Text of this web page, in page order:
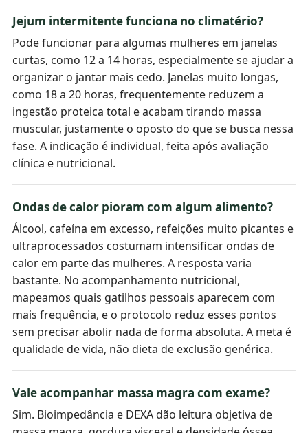
Jejum intermitente funciona no climatério?
Pode funcionar para algumas mulheres em janelas
curtas, como 12 a 14 horas, especialmente se ajudar a
organizar o jantar mais cedo. Janelas muito longas,
como 18 a 20 horas, frequentemente reduzem a
ingestão proteica total e acabam tirando massa
muscular, justamente o oposto do que se busca nessa
fase. A indicação é individual, feita após avaliação
clínica e nutricional.
Ondas de calor pioram com algum alimento?
Álcool, cafeína em excesso, refeições muito picantes e
ultraprocessados costumam intensificar ondas de
calor em parte das mulheres. A resposta varia
bastante. No acompanhamento nutricional,
mapeamos quais gatilhos pessoais aparecem com
mais frequência, e o protocolo reduz esses pontos
sem precisar abolir nada de forma absoluta. A meta é
qualidade de vida, não dieta de exclusão genérica.
Vale acompanhar massa magra com exame?
Sim. Bioimpedância e DEXA dão leitura objetiva de